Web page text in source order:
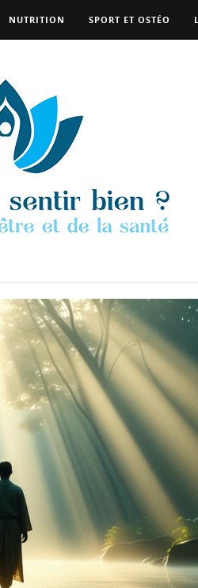
NUTRITION SPORT ET OSTÉO